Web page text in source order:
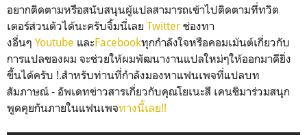
อยากติดตามหรือสนับสนุนผู้แปลสามารถเข้าไปติดตามที่ทวิต
เตอร์ส่วนตัวได้นะครับจิ้มนี่เลย Twitter ช่องทา
งอื่นๆ Youtube และFacebookทุกกำลังใจหรือคอมเม้นต์เกี่ยวกับ
การแปลของผม จะช่วยให้ผมพัฒนางานแปลใหม่ๆให้ออกมาดียิ่ง
ขึ้นได้ครับ !.สำหรับท่านที่กำลังมองหาแฟนเพจที่แปลบท
สัมภาษณ์ - อัพเดทข่าวสารเกี่ยวกับคุณโยเนะสึ เคนชิมาร่วมสนุก
พูดคุยกันภายในแฟนเพจทางนี้เลย!!